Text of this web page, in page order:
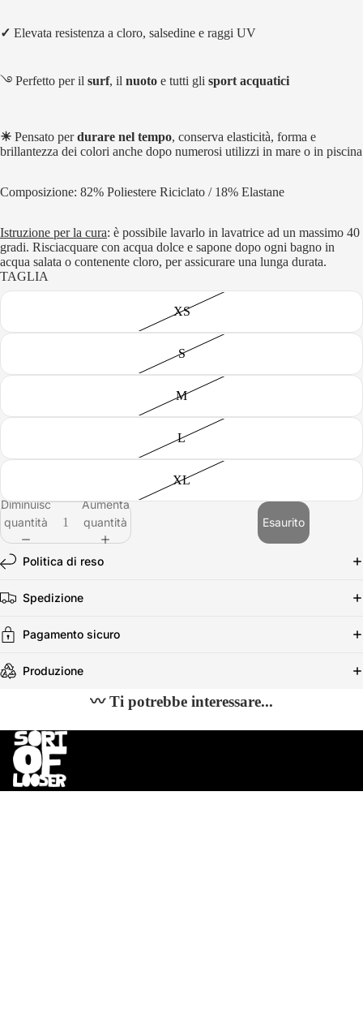
✓ Elevata resistenza a cloro, salsedine e raggi UV
࿓ Perfetto per il surf, il nuoto e tutti gli sport acquatici
☀ Pensato perdurare nel tempo, conserva elasticità, forma e
brillantezza dei colori anche dopo numerosi utilizzi in mare o in piscina
Composizione: 82% Poliestere Riciclato / 18% Elastane
Istruzione per la cura: è possibile lavarlo in lavatrice ad un massimo 40
gradi. Risciacquare con acqua dolce e sapone dopo ogni bagno in
acqua salata o contenente cloro, per assicurare una lunga durata.
TAGLIA
XS
S
M
L
XL
Diminuisci
quantità
Aumenta
quantità
Esaurito
Politica di reso
Spedizione
Pagamento sicuro
Produzione
〰 Ti potrebbe interessare...